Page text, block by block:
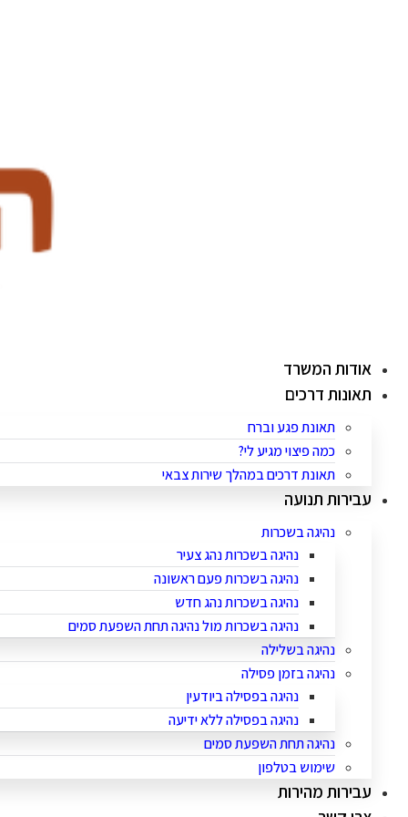
אודות המשרד
תאונות דרכים
תאונת פגע וברח
כמה פיצוי מגיע לי?
תאונת דרכים במהלך שירות צבאי
עבירות תנועה
נהיגה בשכרות
נהיגה בשכרות נהג צעיר
נהיגה בשכרות פעם ראשונה
נהיגה בשכרות נהג חדש
נהיגה בשכרות מול נהיגה תחת השפעת סמים
נהיגה בשלילה
נהיגה בזמן פסילה
נהיגה בפסילה ביודעין
נהיגה בפסילה ללא ידיעה
נהיגה תחת השפעת סמים
שימוש בטלפון
עבירות מהירות